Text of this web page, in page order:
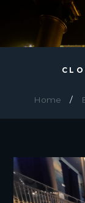
Home